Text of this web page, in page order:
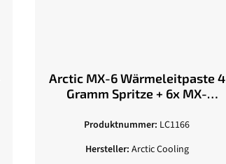
Arctic MX-6 Wärmeleitpaste 4
Gramm Spritze + 6x MX-
Produktnummer: LC1166
Hersteller: Arctic Cooling